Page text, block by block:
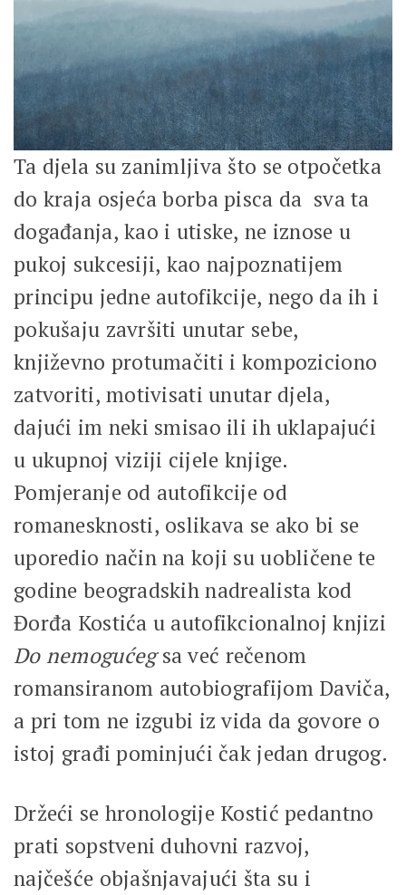
Ta djela su zanimljiva što se otpočetka
do kraja osjeća borba pisca da sva ta
događanja, kao i utiske, ne iznose u
pukoj sukcesiji, kao najpoznatijem
principu jedne autofikcije, nego da ih i
pokušaju završiti unutar sebe,
književno protumačiti i kompoziciono
zatvoriti, motivisati unutar djela,
dajući im neki smisao ili ih uklapajući
u ukupnoj viziji cijele knjige.
Pomjeranje od autofikcije od
romanesknosti, oslikava se ako bi se
uporedio način na koji su uobličene te
godine beogradskih nadrealista kod
Đorđa Kostića u autofikcionalnoj knjizi
Do nemogućegsa već rečenom
romansiranom autobiografijom Daviča,
a pri tom ne izgubi iz vida da govore o
istoj građi pominjući čak jedan drugog.
Držeći se hronologije Kostić pedantno
prati sopstveni duhovni razvoj,
najčešće objašnjavajući šta su i